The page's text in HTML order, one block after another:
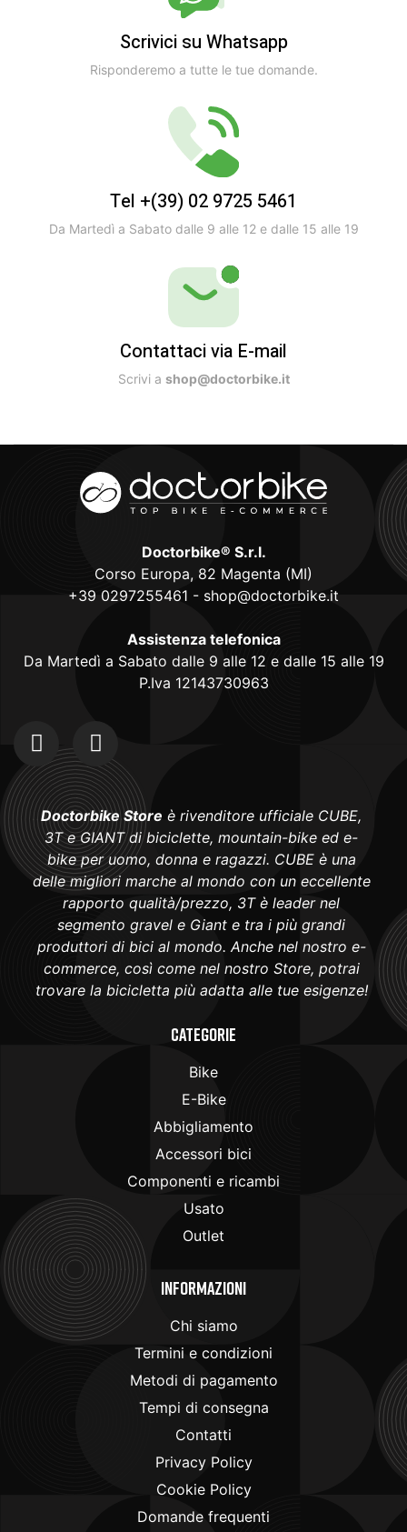
Scrivici su Whatsapp
Risponderemo a tutte le tue domande.
Tel +(39) 02 9725 5461
Da Martedì a Sabato dalle 9 alle 12 e dalle 15 alle 19
Contattaci via E-mail
Scrivi a shop@doctorbike.it
Doctorbike® S.r.l.
Corso Europa, 82 Magenta (MI)
+39 0297255461 - shop@doctorbike.it
Assistenza telefonica
Da Martedì a Sabato dalle 9 alle 12 e dalle 15 alle 19
P.Iva 12143730963
Doctorbike Store è rivenditore ufficiale CUBE,
3T e GIANT di biciclette, mountain-bike ed e-
bike per uomo, donna e ragazzi. CUBE è una
delle migliori marche al mondo con un eccellente
rapporto qualità/prezzo, 3T è leader nel
segmento gravel e Giant e tra i più grandi
produttori di bici al mondo. Anche nel nostro e-
commerce, così come nel nostro Store, potrai
trovare la bicicletta più adatta alle tue esigenze!
Categorie
Bike
E-Bike
Abbigliamento
Accessori bici
Componenti e ricambi
Usato
Outlet
Informazioni
Chi siamo
Termini e condizioni
Metodi di pagamento
Tempi di consegna
Contatti
Privacy Policy
Cookie Policy
Domande frequenti